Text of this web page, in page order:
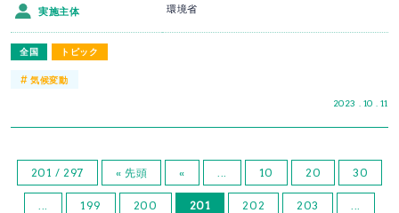
全国 トピック
2023 . 10 . 11
実施主体 環境省
#気候変動
201 / 297 « 先頭 « ... 10 20 30
199 200 201 202 203